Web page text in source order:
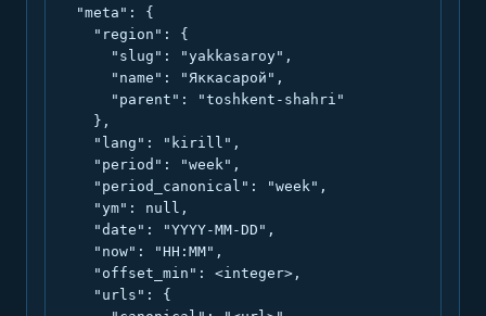
  "meta": {
    "region": {
      "slug": "yakkasaroy",
      "name": "Яккасарой",
      "parent": "toshkent-shahri"
    },
    "lang": "kirill",
    "period": "week",
    "period_canonical": "week",
    "ym": null,
    "date": "YYYY-MM-DD",
    "now": "HH:MM",
    "offset_min": <integer>,
    "urls": {